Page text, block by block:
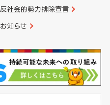
反社会的勢力排除宣言
お知らせ